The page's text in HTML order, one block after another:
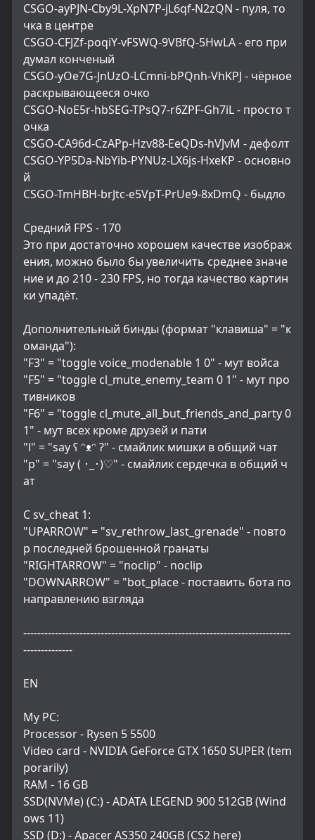
CSGO-ayPJN-Cby9L-XpN7P-jL6qf-N2zQN - пуля, то
чка в центре
CSGO-CFJZf-poqiY-vFSWQ-9VBfQ-5HwLA - его при
думал конченый
CSGO-yOe7G-JnUzO-LCmni-bPQnh-VhKPJ - чёрное
раскрывающееся очко
CSGO-NoE5r-hbSEG-TPsQ7-r6ZPF-Gh7iL - просто т
очка
CSGO-CA96d-CzAPp-Hzv88-EeQDs-hVJvM - дефолт
CSGO-YP5Da-NbYib-PYNUz-LX6js-HxeKP - основно
й
CSGO-TmHBH-brJtc-e5VpT-PrUe9-8xDmQ - быдло
Средний FPS - 170
Это при достаточно хорошем качестве изображ
ения, можно было бы увеличить среднее значе
ние и до 210 - 230 FPS, но тогда качество картин
ки упадёт.
Дополнительный бинды (формат "клавиша" = "к
оманда"):
"F3" = "toggle voice_modenable 1 0" - мут войса
"F5" = "toggle cl_mute_enemy_team 0 1" - мут про
тивников
"F6" = "toggle cl_mute_all_but_friends_and_party 0
1" - мут всех кроме друзей и пати
"l" = "say ʕ ᵔᴥᵔ ʔ" - смайлик мишки в общий чат
"p" = "say ( ･_･)♡" - смайлик сердечка в общий ч
ат
С sv_cheat 1:
"UPARROW" = "sv_rethrow_last_grenade" - повто
р последней брошенной гранаты
"RIGHTARROW" = "noclip" - noclip
"DOWNARROW" = "bot_place - поставить бота по
направлению взгляда
----------------------------------------------------------------------------
--------------
EN
My PC:
Processor - Rysen 5 5500
Video card - NVIDIA GeForce GTX 1650 SUPER (tem
porarily)
RAM - 16 GB
SSD(NVMe) (C:) - ADATA LEGEND 900 512GB (Wind
ows 11)
SSD (D:) - Apacer AS350 240GB (CS2 here)